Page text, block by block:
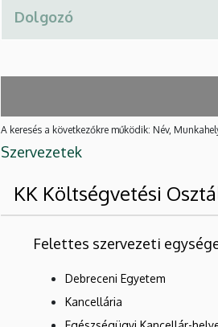
A keresés a következőkre működik: Név,
Szervezetek
KK Költségvetési
Felettes szervezeti
Debreceni Egyetem
Kancellária